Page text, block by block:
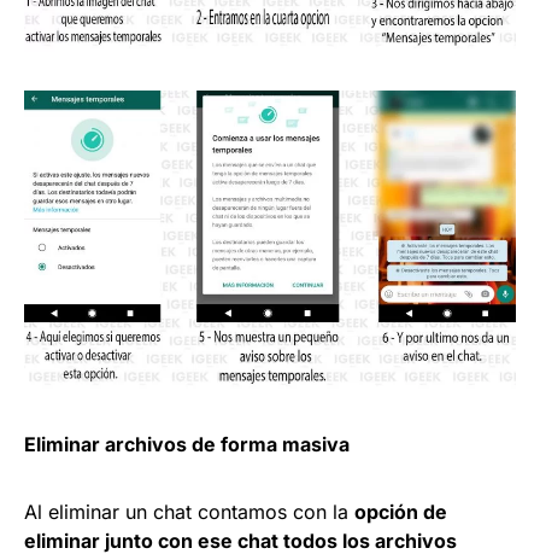
Eliminar archivos de forma masiva
Al eliminar un chat contamos con la opción de
eliminar junto con ese chat todos los archivos